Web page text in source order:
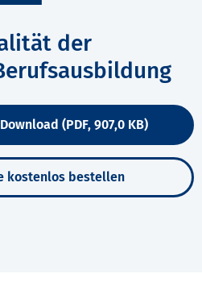
der
(PDF, 907,0 KB)
kostenlos bestellen